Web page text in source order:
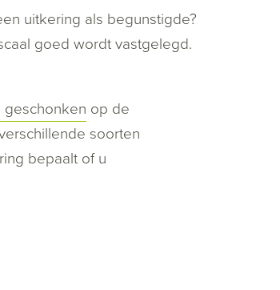
uitkering als begunstigde?
goed wordt vastgelegd.
op de
soorten
bepaalt of u